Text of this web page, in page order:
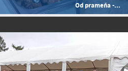
Od prameňa -...